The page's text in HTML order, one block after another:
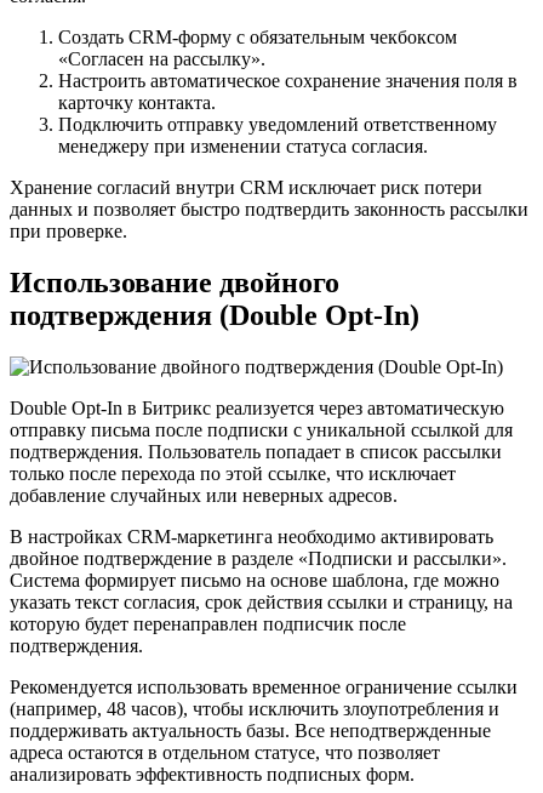
Создать CRM-форму с обязательным чекбоксом
«Согласен на рассылку».
Настроить автоматическое сохранение значения поля в
карточку контакта.
Подключить отправку уведомлений ответственному
менеджеру при изменении статуса согласия.
Хранение согласий внутри CRM исключает риск потери
данных и позволяет быстро подтвердить законность рассылки
при проверке.
Использование двойного
подтверждения (Double Opt-In)
Double Opt-In в Битрикс реализуется через автоматическую
отправку письма после подписки с уникальной ссылкой для
подтверждения. Пользователь попадает в список рассылки
только после перехода по этой ссылке, что исключает
добавление случайных или неверных адресов.
В настройках CRM-маркетинга необходимо активировать
двойное подтверждение в разделе «Подписки и рассылки».
Система формирует письмо на основе шаблона, где можно
указать текст согласия, срок действия ссылки и страницу, на
которую будет перенаправлен подписчик после
подтверждения.
Рекомендуется использовать временное ограничение ссылки
(например, 48 часов), чтобы исключить злоупотребления и
поддерживать актуальность базы. Все неподтвержденные
адреса остаются в отдельном статусе, что позволяет
анализировать эффективность подписных форм.